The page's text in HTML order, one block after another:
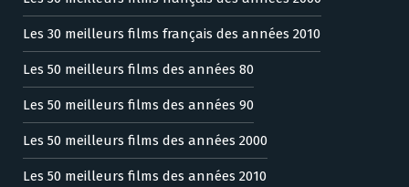
Les 30 meilleurs films français des années 2010
Les 50 meilleurs films des années 80
Les 50 meilleurs films des années 90
Les 50 meilleurs films des années 2000
Les 50 meilleurs films des années 2010